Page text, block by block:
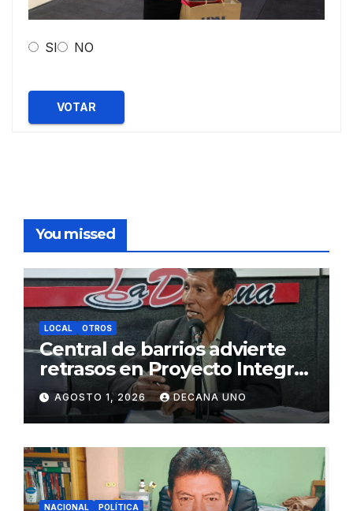
SI NO
VOTAR
You missed
LOCAL OTROS
Central de barrios advierte
retrasos en Proyecto Integral
de Agua y Alcantarillado para
Juliaca
AGOSTO 1, 2026 DECANA UNO
NACIONAL POLÍTICA